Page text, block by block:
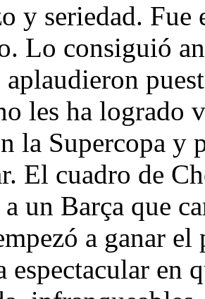
y seriedad.
Lo consiguió
aplaudieron
les ha logrado
la Supercopa y
El cuadro de
un Barça que
a ganar el
espectacular en